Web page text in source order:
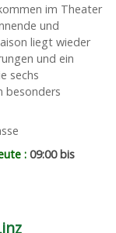
im Theater
und
liegt wieder
und ein
sechs
besonders
:09:00 bis